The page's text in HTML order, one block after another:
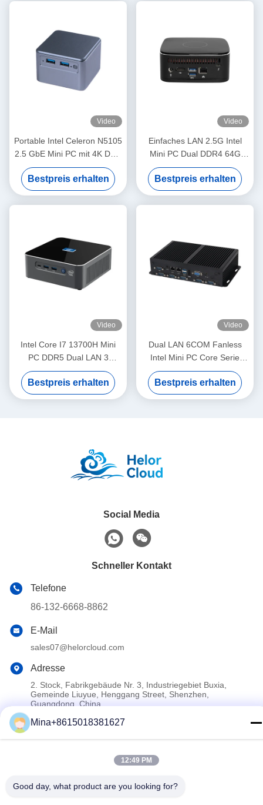
Video
Portable Intel Celeron N5105
2.5 GbE Mini PC mit 4K Dual
HD-Display
Bestpreis erhalten
Video
Einfaches LAN 2.5G Intel
Mini PC Dual DDR4 64G
Linux Festplatte WiFi und
Kühlventilator
Bestpreis erhalten
Video
Intel Core I7 13700H Mini
PC DDR5 Dual LAN 3
Bildschirm 4K Display Mini
PC mit Lüfter
Bestpreis erhalten
Video
Dual LAN 6COM Fanless
Intel Mini PC Core Serie
Celeron 3855U Prozessoren
mit MSATA SSD
Bestpreis erhalten
Social Media
Schneller Kontakt
Telefone
86-132-6668-8862
E-Mail
sales07@helorcloud.com
Adresse
2. Stock, Fabrikgebäude Nr. 3, Industriegebiet Buxia,
Gemeinde Liuyue, Henggang Street, Shenzhen,
Guangdong, China
Datenschutzrichtlinie|Sitemap
China Gute Qualität Mini -PC Lieferant. Copyright-© 2024-2026
Aufgehoben.
Mina+8615018381627
12:49 PM
Good day, what product are you looking for?